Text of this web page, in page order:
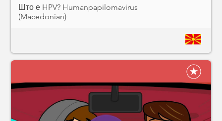
Што е HPV? Humanpapilomavirus
(Macedonian)